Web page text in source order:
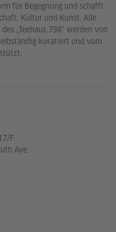
für Begegnung und schafft
Kultur und Kunst. Alle
„Teehaus 798“ werden von
kuratiert und vom
F.
Ave.